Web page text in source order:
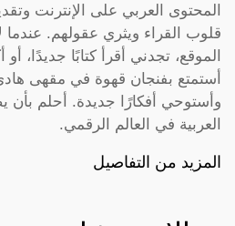
المحتوى العربي على الإنترنت
قلوب القراء ويثري عقولهم. عندما
الموقع، تجدني أقرأ كتابًا جديدًا،
أستمتع بفنجان قهوة في مقهى
وأستوحي أفكارًا جديدة. أحلم بأن
العربية في العالم الرقمي.
المزيد من التفاصيل